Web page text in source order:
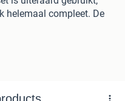
helemaal compleet. De